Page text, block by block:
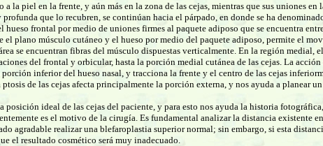
la piel en la frente, y aún más en la zona de las cejas, mientras que sus uniones
que lo recubren, se continúan hacia el párpado, en donde se ha
frontal por medio de uniones firmes al paquete adiposo que se encuentra
el plano músculo cutáneo y el hueso por medio del paquete adiposo, permite el
se encuentran fibras del músculo dispuestas verticalmente. En la región
del frontal y orbicular, hasta la porción medial cutánea de las cejas. La
inferior del hueso nasal, y tracciona la frente y el centro de las cejas
de las cejas afecta principalmente la porción externa, y nos ayuda a planear
ideal de las cejas del paciente, y para esto nos ayuda la historia
es el motivo de la cirugía. Es fundamental analizar la distancia existente
agradable realizar una blefaroplastia superior normal; sin embargo, si esta
el resultado cosmético será muy inadecuado.